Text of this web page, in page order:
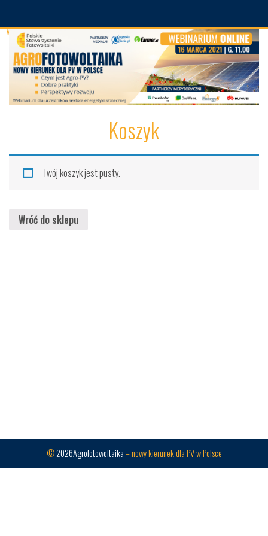
Webinarium – Agrofotowoltaika – nowy kierunek dla PV w Polsce
Koszyk
Zaloguj się
Koszyk
Twój koszyk jest pusty.
Wróć do sklepu
©2026Agrofotowoltaika– nowy kierunek dla PV w Polsce